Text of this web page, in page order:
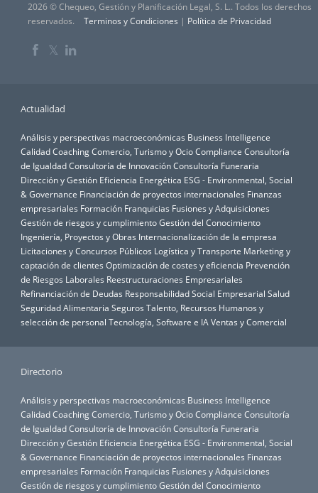
2026 © Chequeo, Gestión y Planificación Legal, S. L.. Todos los derechos
reservados.
Terminos y Condiciones | Política de Privacidad
𝕏
Actualidad
Análisis y perspectivas macroeconómicas Business Intelligence
CalidadCoachingComercio, Turismo y OcioCompliance Consultoría
de IgualdadConsultoría de InnovaciónConsultoría Funeraria
Dirección y Gestión Eficiencia Energética ESG - Environmental, Social
& Governance Financiación de proyectos internacionales Finanzas
empresariales Formación Franquicias Fusiones y Adquisiciones
Gestión de riesgos y cumplimientoGestión del Conocimiento
Ingeniería, Proyectos y Obras Internacionalización de la empresa
Licitaciones y Concursos Públicos Logística y Transporte Marketing y
captación de clientes Optimización de costes y eficiencia Prevención
de Riesgos Laborales Reestructuraciones Empresariales
Refinanciación de Deudas Responsabilidad Social Empresarial Salud
Seguridad Alimentaria Seguros Talento, Recursos Humanos y
selección de personal Tecnología, Software e IA Ventas y Comercial
Directorio
Análisis y perspectivas macroeconómicas Business Intelligence
CalidadCoachingComercio, Turismo y OcioCompliance Consultoría
de IgualdadConsultoría de InnovaciónConsultoría Funeraria
Dirección y Gestión Eficiencia Energética ESG - Environmental, Social
& Governance Financiación de proyectos internacionales Finanzas
empresariales Formación Franquicias Fusiones y Adquisiciones
Gestión de riesgos y cumplimientoGestión del Conocimiento